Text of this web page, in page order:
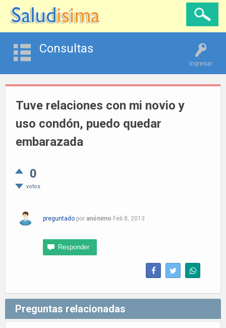
Ingresar
Consultas
Tuve relaciones con mi novio y
uso condón, puedo quedar
embarazada
0
votos
preguntado por anónimo Feb 8, 2013
Preguntas relacionadas